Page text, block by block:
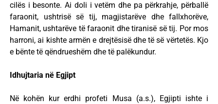
cilës i besonte. Ai doli i vetëm dhe pa përkrahje, përballë
faraonit, ushtrisë së tij, magjistarëve dhe fallxhorëve,
Hamanit, ushtarëve të faraonit dhe tiranisë së tij. Por mos
harroni, ai kishte armën e drejtësisë dhe të së vërtetës. Kjo
e bënte të qëndrueshëm dhe të palëkundur.
Idhujtaria në Egjipt
Në kohën kur erdhi profeti Musa (a.s.), Egjipti ishte i